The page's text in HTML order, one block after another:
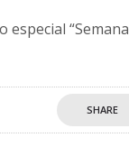
“Semana
SHARE